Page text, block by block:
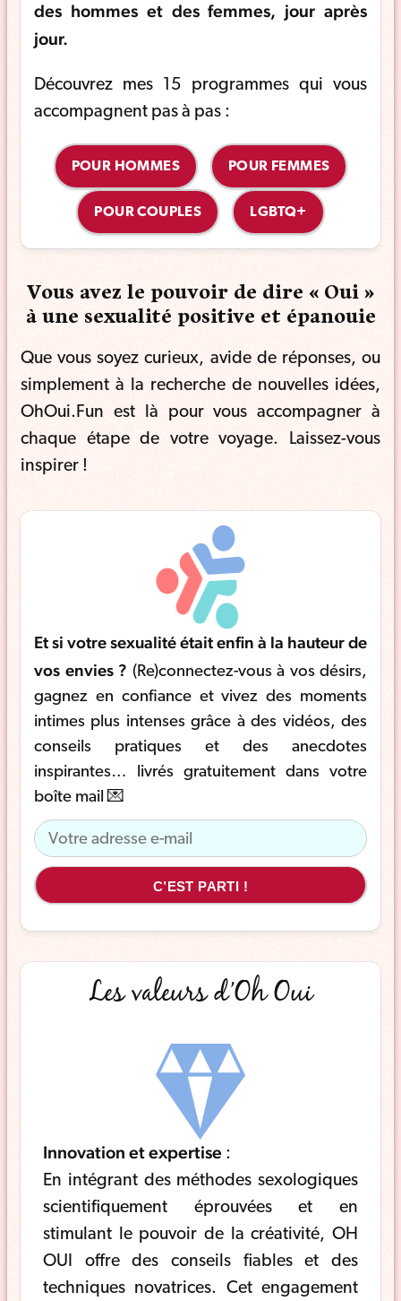
des hommes et des femmes, jour après
jour.
Découvrez mes 15 programmes qui vous
accompagnent pas à pas :
POUR HOMMES POUR FEMMES
POUR COUPLES LGBTQ+
Vous avez le pouvoir de dire « Oui »
à une sexualité positive et épanouie
Que vous soyez curieux, avide de réponses, ou
simplement à la recherche de nouvelles idées,
OhOui.Fun est là pour vous accompagner à
chaque étape de votre voyage. Laissez-vous
inspirer !
Et si votre sexualité était enfin à la hauteur de
vos envies ? (Re)connectez-vous à vos désirs,
gagnez en confiance et vivez des moments
intimes plus intenses grâce à des vidéos, des
conseils pratiques et des anecdotes
inspirantes… livrés gratuitement dans votre
boîte mail 💌
C’EST PARTI !
Les valeurs d’Oh Oui
Innovation et expertise :
En intégrant des méthodes sexologiques
scientifiquement éprouvées et en
stimulant le pouvoir de la créativité, OH
OUI offre des conseils fiables et des
techniques novatrices. Cet engagement